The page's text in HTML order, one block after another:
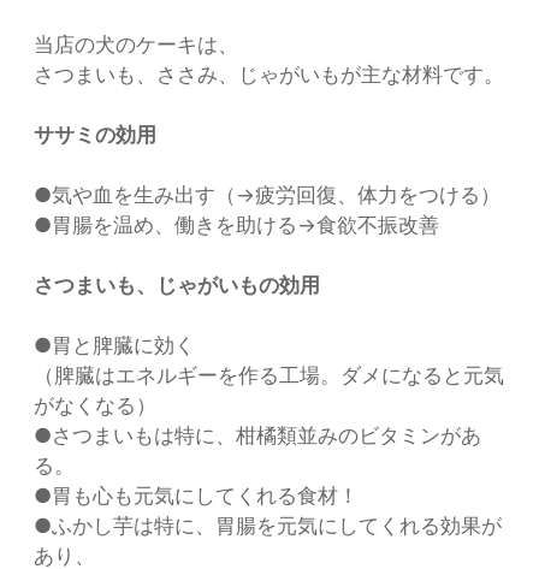
当店の犬のケーキは、
さつまいも、ささみ、じゃがいもが主な材料です。
ササミの効用
●気や血を生み出す（→疲労回復、体力をつける）
●胃腸を温め、働きを助ける→食欲不振改善
さつまいも、じゃがいもの効用
●胃と脾臓に効く
（脾臓はエネルギーを作る工場。ダメになると元気
がなくなる）
●さつまいもは特に、柑橘類並みのビタミンがあ
る。
●胃も心も元気にしてくれる食材！
●ふかし芋は特に、胃腸を元気にしてくれる効果が
あり、